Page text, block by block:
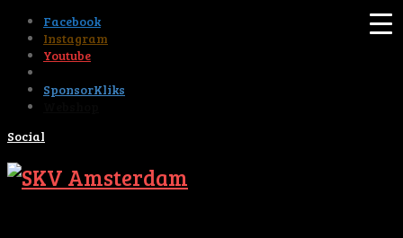
Facebook
Instagram
Youtube
SponsorKliks
Social